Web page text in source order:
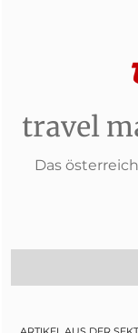
travel
Das